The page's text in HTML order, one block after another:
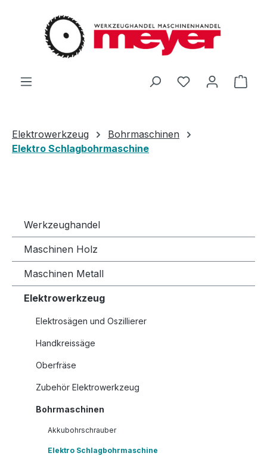
Zum Hauptinhalt springen
Du hast 0
Elektrowerkzeug
Bohrmaschinen
Elektro Schlagbohrmaschine
Werkzeughandel
Maschinen Holz
Maschinen Metall
Elektrowerkzeug
Elektrosägen und Oszillierer
Handkreissäge
Oberfräse
Zubehör Elektrowerkzeug
Bohrmaschinen
Akkubohrschrauber
Elektro Schlagbohrmaschine